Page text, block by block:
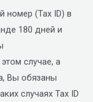
номер (Tax ID) в
180 дней и
случае, а
Вы обязаны
случаях Tax ID